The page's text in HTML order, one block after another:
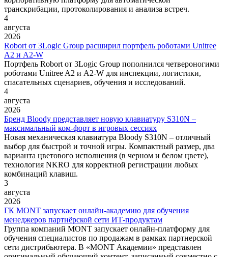
транскрибации, протоколирования и анализа встреч.
4
августа
2026
Robort от 3Logic Group расширил портфель роботами Unitree
A2 и A2-W
Портфель Robort от 3Logic Group пополнился четвероногими
роботами Unitree A2 и A2-W для инспекции, логистики,
спасательных сценариев, обучения и исследований.
4
августа
2026
Бренд Bloody представляет новую клавиатуру S310N –
максимальный ком-форт в игровых сессиях
Новая механическая клавиатура Bloody S310N – отличный
выбор для быстрой и точной игры. Компактный размер, два
варианта цветового исполнения (в черном и белом цвете),
технология NKRO для корректной регистрации любых
комбинаций клавиш.
3
августа
2026
ГК MONT запускает онлайн-академию для обучения
менеджеров партнёрской сети ИТ-продуктам
Группа компаний MONT запускает онлайн-платформу для
обучения специалистов по продажам в рамках партнерской
сети дистрибьютера. В «MONT Академии» представлен